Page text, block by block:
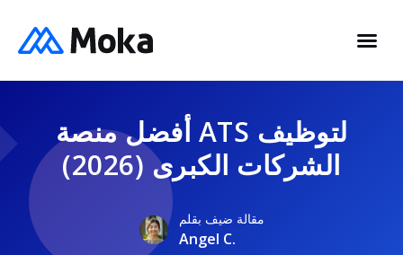
أفضل منصة ATS لتوظيف
الشركات الكبرى (2026)
مقالة ضيف بقلم
Angel C.